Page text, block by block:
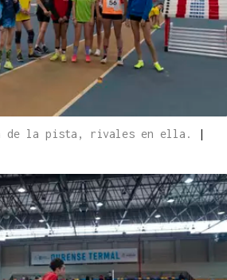
de la pista, rivales en ella.
|